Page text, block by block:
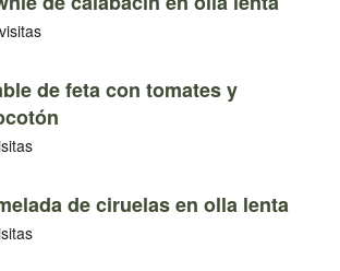
de feta con tomates y
de ciruelas en olla lenta